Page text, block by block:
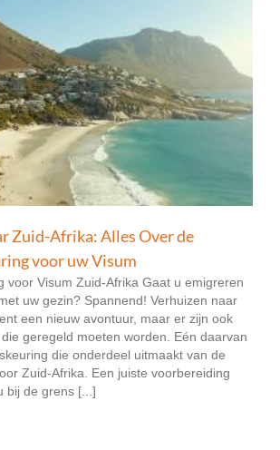
Zuid-Afrika: Alles Over de
voor uw Visum
voor Visum Zuid-Afrika Gaat u emigreren
uw gezin? Spannend! Verhuizen naar
een nieuw avontuur, maar er zijn ook
geregeld moeten worden. Eén daarvan
die onderdeel uitmaakt van de
Zuid-Afrika. Een juiste voorbereiding
bij de grens [...]